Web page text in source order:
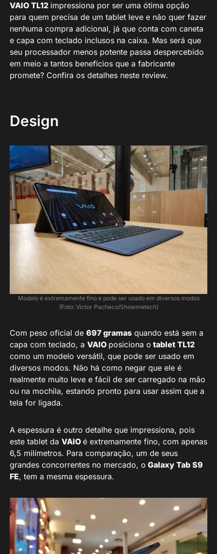
VAIO TL12 impressiona por ser uma ótima opção
para quem precisa de um tablet leve e não quer fazer
nenhuma compra adicional, já que conta com caneta
e capa com teclado inclusos na caixa. Mas será que
seu processador menos potente passa despercebido
em meio a tantos benefícios que a fabricante
promete? Confira os detalhes neste review.
Design
Modelo é extremamente fino e pode ser usado em diversos modos
(Foto: Victor Pacheco/Showmetech)
Com peso oficial de 697 gramas quando está sem a
capa com teclado, a VAIO posiciona o tablet TL12
como um modelo versátil, que pode ser usado em
diversos modos. Não há como negar que ele é
realmente muito leve e fácil de ser carregado na mão
ou na mochila, estando pronto para usar assim que a
tela for ligada.
A espessura é outro detalhe que impressiona, pois
este tablet da VAIO é extremamente fino, com apenas
6,5 milímetros. Para comparação, um de seus
grandes concorrentes no mercado, o Galaxy Tab S9
FE, tem a mesma espessura.